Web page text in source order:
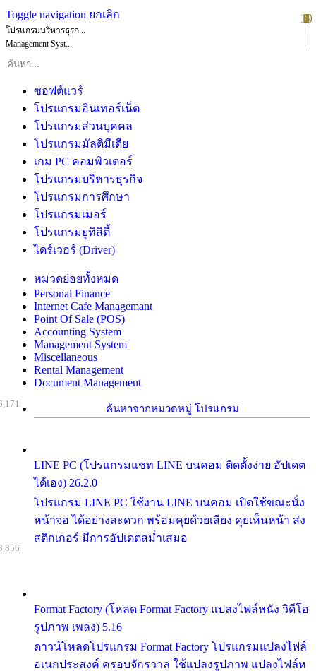
Toggle navigation ยกเลิก
โปรแกรมบริหารธุรก...
Management Syst...
ซอฟต์แวร์
โปรแกรมอินเทอร์เน็ต
โปรแกรมส่วนบุคคล
โปรแกรมมัลติมีเดีย
เกม PC คอมพิวเตอร์
โปรแกรมบริหารธุรกิจ
โปรแกรมการศึกษา
โปรแกรมเมอร์
โปรแกรมยูทิลิตี้
ไดร์เวอร์ (Driver)
หมวดย่อยทั้งหมด
Personal Finance
Internet Cafe Managemant
Point Of Sale (POS)
Accounting System
Management System
Miscellaneous
Rental Management
Document Management
ค้นหาจากหมวดหมู่ โปรแกรม
LINE PC (โปรแกรมแชท LINE บนคอม ติดตั้งง่าย อัปเดต
ได้เอง) 26.2.0
โปรแกรม LINE PC ใช้งาน LINE บนคอม เปิดใช้ขณะนั่ง
หน้าจอ ได้อย่างสะดวก พร้อมคุยด้วยเสียง คุยเห็นหน้า ส่ง
สติกเกอร์ มีการอัปเดตสม่ำเสมอ
Format Factory (โหลด Format Factory แปลงไฟล์หนัง วิดีโอ
รูปภาพ เพลง) 5.16
ดาวน์โหลดโปรแกรม Format Factory โปรแกรมแปลงไฟล์
อเนกประสงค์ ครอบจักรวาล ใช้แปลงรูปภาพ แปลงไฟล์ห
1
2
3
4
5
6
7
8
9
10